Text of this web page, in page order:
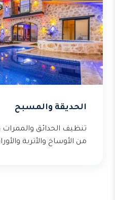
الحديقة والمسبح
تنظيف الحدائق
من الأوساخ والأتربة